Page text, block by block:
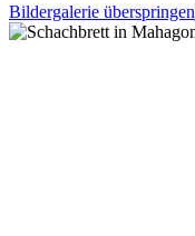
Bildergalerie überspringen